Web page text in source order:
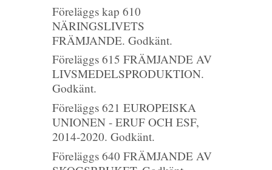
Föreläggs kap 610
NÄRINGSLIVETS
FRÄMJANDE. Godkänt.
Föreläggs 615 FRÄMJANDE AV
LIVSMEDELSPRODUKTION.
Godkänt.
Föreläggs 621 EUROPEISKA
UNIONEN - ERUF OCH ESF,
2014-2020. Godkänt.
Föreläggs 640 FRÄMJANDE AV